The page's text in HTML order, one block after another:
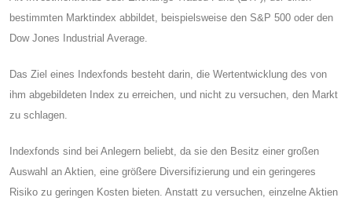
bestimmten Marktindex abbildet, beispielsweise den S&P 500 oder den
Dow Jones Industrial Average.
Das Ziel eines Indexfonds besteht darin, die Wertentwicklung des von
ihm abgebildeten Index zu erreichen, und nicht zu versuchen, den Markt
zu schlagen.
Indexfonds sind bei Anlegern beliebt, da sie den Besitz einer großen
Auswahl an Aktien, eine größere Diversifizierung und ein geringeres
Risiko zu geringen Kosten bieten. Anstatt zu versuchen, einzelne Aktien